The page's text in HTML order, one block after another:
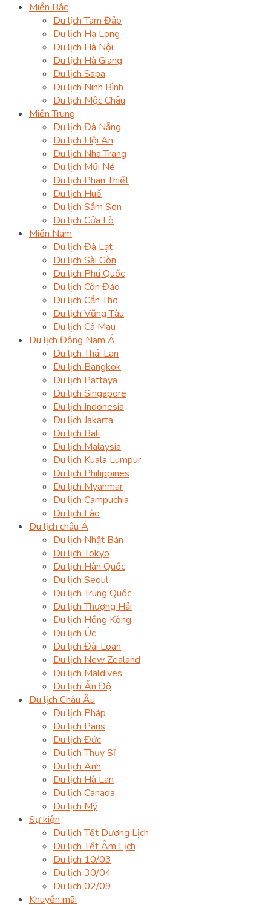
Miền Bắc
Du lịch Tam Đảo
Du lịch Hạ Long
Du lịch Hà Nội
Du lịch Hà Giang
Du lịch Sapa
Du lịch Ninh Bình
Du lịch Mộc Châu
Miền Trung
Du lịch Đà Nẵng
Du lịch Hội An
Du lịch Nha Trang
Du lịch Mũi Né
Du lịch Phan Thiết
Du lịch Huế
Du lịch Sầm Sơn
Du lịch Cửa Lò
Miền Nam
Du lịch Đà Lạt
Du lịch Sài Gòn
Du lịch Phú Quốc
Du lịch Côn Đảo
Du lịch Cần Thơ
Du lịch Vũng Tàu
Du lịch Cà Mau
Du lịch Đông Nam Á
Du lịch Thái Lan
Du lịch Bangkok
Du lịch Pattaya
Du lịch Singapore
Du lịch Indonesia
Du lịch Jakarta
Du lịch Bali
Du lịch Malaysia
Du lịch Kuala Lumpur
Du lịch Philippines
Du lịch Myanmar
Du lịch Campuchia
Du lịch Lào
Du lịch châu Á
Du lịch Nhật Bản
Du lịch Tokyo
Du lịch Hàn Quốc
Du lịch Seoul
Du lịch Trung Quốc
Du lịch Thượng Hải
Du lịch Hồng Kông
Du lịch Úc
Du lịch Đài Loan
Du lịch New Zealand
Du lịch Maldives
Du lịch Ấn Độ
Du lịch Châu Âu
Du lịch Pháp
Du lịch Paris
Du lịch Đức
Du lịch Thụy Sĩ
Du lịch Anh
Du lịch Hà Lan
Du lịch Canada
Du lịch Mỹ
Sự kiện
Du lịch Tết Dương Lịch
Du lịch Tết Âm Lịch
Du lịch 10/03
Du lịch 30/04
Du lịch 02/09
Khuyến mãi